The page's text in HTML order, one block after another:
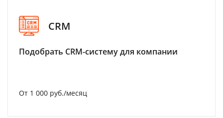
CRM
Подобрать CRM-систему для компании
От 1 000 руб./месяц